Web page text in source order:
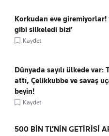
Korkudan eve giremiyorlar!
gibi silkeledi bizi’
Kaydet
Dünyada sayılı ülkede var:
attı, Çelikkubbe ve savaş
beyin!
Kaydet
500 BİN TL’NİN GETİRİSİ